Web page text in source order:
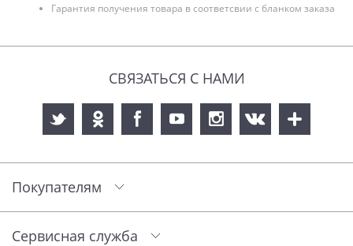
Гарантия получения товара в соответсвии с бланком заказа
СВЯЗАТЬСЯ С НАМИ
Покупателям
Сервисная служба